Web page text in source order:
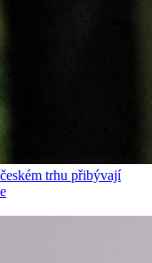
trhu přibývají